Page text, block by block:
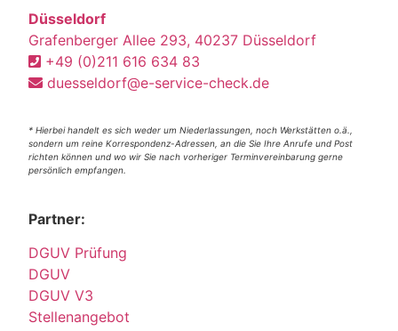
Düsseldorf
Grafenberger Allee 293, 40237 Düsseldorf
+49 (0)211 616 634 83
duesseldorf@e-service-check.de
* Hierbei handelt es sich weder um Niederlassungen, noch Werkstätten o.ä.,
sondern um reine Korrespondenz-Adressen, an die Sie Ihre Anrufe und Post
richten können und wo wir Sie nach vorheriger Terminvereinbarung gerne
persönlich empfangen.
Partner:
DGUV Prüfung
DGUV
DGUV V3
Stellenangebot